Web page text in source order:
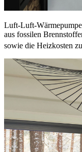
Luft-Luft-
aus fossilen
sowie die Heizkosten